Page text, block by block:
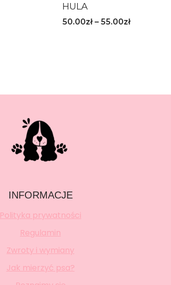
HULA
50.00zł – 55.00zł
INFORMACJE
Polityka prywatności
Regulamin
Zwroty i wymiany
Jak mierzyć psa?